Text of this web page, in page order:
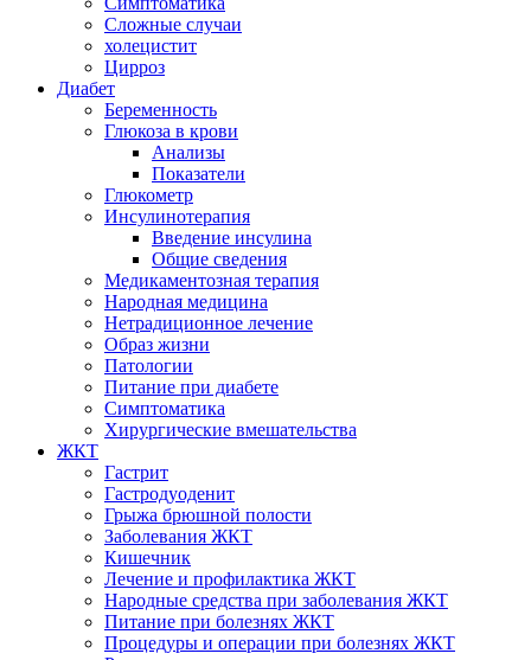
Сложные случаи
холецистит
Цирроз
Диабет
Беременность
Глюкоза в крови
Анализы
Показатели
Глюкометр
Инсулинотерапия
Введение инсулина
Общие сведения
Медикаментозная терапия
Народная медицина
Нетрадиционное лечение
Образ жизни
Патологии
Питание при диабете
Симптоматика
Хирургические вмешательства
ЖКТ
Гастрит
Гастродуоденит
Грыжа брюшной полости
Заболевания ЖКТ
Кишечник
Лечение и профилактика ЖКТ
Народные средства при заболевания ЖКТ
Питание при болезнях ЖКТ
Процедуры и операции при болезнях ЖКТ